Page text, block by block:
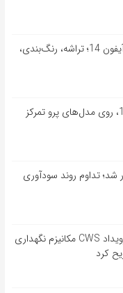
افشای جزئیات جدیدی از سری آیفون 14؛ تراشه، رنگ‌بندی،
اپل در تولید اولیه سری آیفون 14، روی مدل‌های پرو تمرکز
شد؛ تداوم روند سودآوری
مدیر تیم بلاکچین نوبیتکس در رویداد CWS مکانیزم نگهداری
کرد